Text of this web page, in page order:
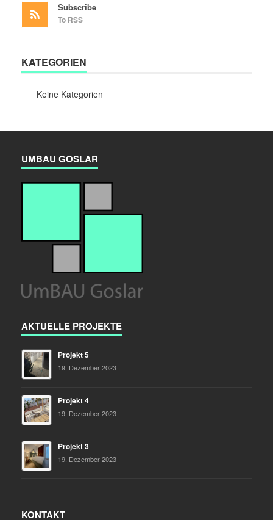
Subscribe
To RSS
KATEGORIEN
Keine Kategorien
UMBAU GOSLAR
AKTUELLE PROJEKTE
Projekt 5
19. Dezember 2023
Projekt 4
19. Dezember 2023
Projekt 3
19. Dezember 2023
KONTAKT